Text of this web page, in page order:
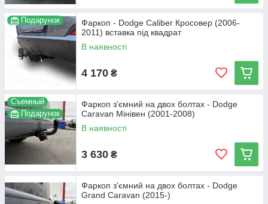
Подарунок
Фаркоп - Dodge Caliber Кросовер (2006-
2011) вставка під квадрат
В наявності
4 170 ₴
Съемный
Подарунок
Фаркоп з'ємний на двох болтах - Dodge
Caravan Мінівен (2001-2008)
В наявності
3 630 ₴
Фаркоп з'ємний на двох болтах - Dodge
Grand Caravan (2015-)